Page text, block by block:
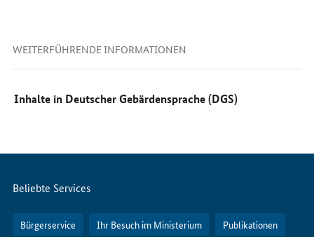
WEITERFÜHRENDE INFORMATIONEN
Inhalte in Deutscher Gebärdensprache (DGS)
Servicemenü
Beliebte Services
Bürgerservice Ihr Besuch im Ministerium Publikationen